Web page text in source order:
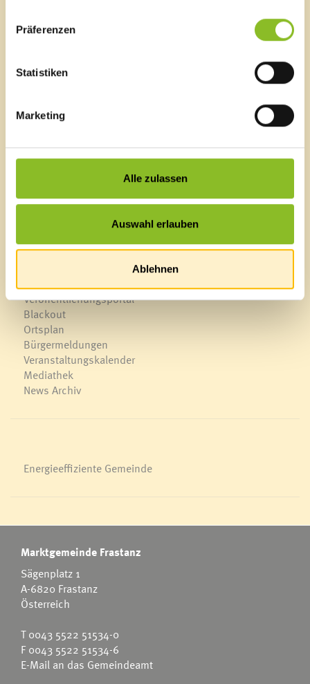
Präferenzen
Statistiken
Marketing
Alle zulassen
Auswahl erlauben
Ablehnen
Bildergalerie
Marktgemeinde Frastanz
A-6820 Frastanz, Österreich
T0043 5522 51534-0
E-Mail an das Gemeindeamt
Veröffentlichungsportal
Blackout
Ortsplan
Bürgermeldungen
Veranstaltungskalender
Mediathek
News Archiv
Energieeffiziente Gemeinde
Marktgemeinde Frastanz
Sägenplatz 1
A-6820 Frastanz
Österreich
T0043 5522 51534-0
F 0043 5522 51534-6
E-Mail an das Gemeindeamt